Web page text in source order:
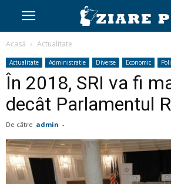
Acasă Actualitate
Actualitate Administratie Diverse Economic
În 2018, SRI va fi
decât Parlamentul
De către admin -